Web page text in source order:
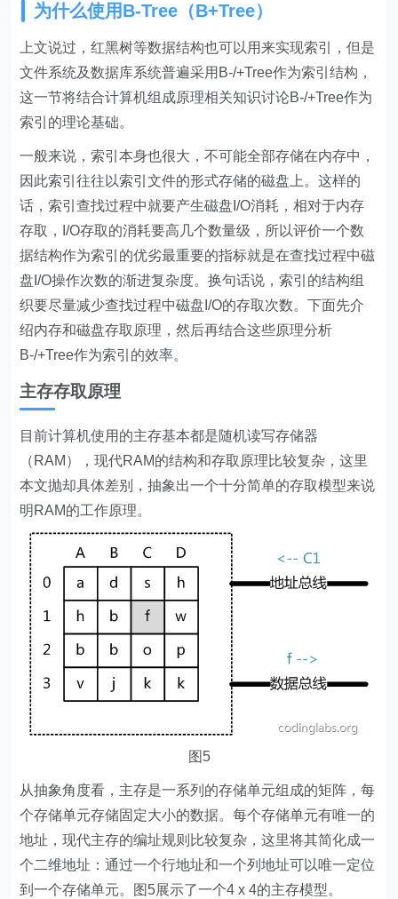
为什么使用B-Tree（B+Tree）
上文说过，红黑树等数据结构也可以用来实现索引，但是
文件系统及数据库系统普遍采用B-/+Tree作为索引结构，
这一节将结合计算机组成原理相关知识讨论B-/+Tree作为
索引的理论基础。
一般来说，索引本身也很大，不可能全部存储在内存中，
因此索引往往以索引文件的形式存储的磁盘上。这样的
话，索引查找过程中就要产生磁盘I/O消耗，相对于内存
存取，I/O存取的消耗要高几个数量级，所以评价一个数
据结构作为索引的优劣最重要的指标就是在查找过程中磁
盘I/O操作次数的渐进复杂度。换句话说，索引的结构组
织要尽量减少查找过程中磁盘I/O的存取次数。下面先介
绍内存和磁盘存取原理，然后再结合这些原理分析
B-/+Tree作为索引的效率。
主存存取原理
目前计算机使用的主存基本都是随机读写存储器
（RAM），现代RAM的结构和存取原理比较复杂，这里
本文抛却具体差别，抽象出一个十分简单的存取模型来说
明RAM的工作原理。
图5
从抽象角度看，主存是一系列的存储单元组成的矩阵，每
个存储单元存储固定大小的数据。每个存储单元有唯一的
地址，现代主存的编址规则比较复杂，这里将其简化成一
个二维地址：通过一个行地址和一个列地址可以唯一定位
到一个存储单元。图5展示了一个4 x 4的主存模型。